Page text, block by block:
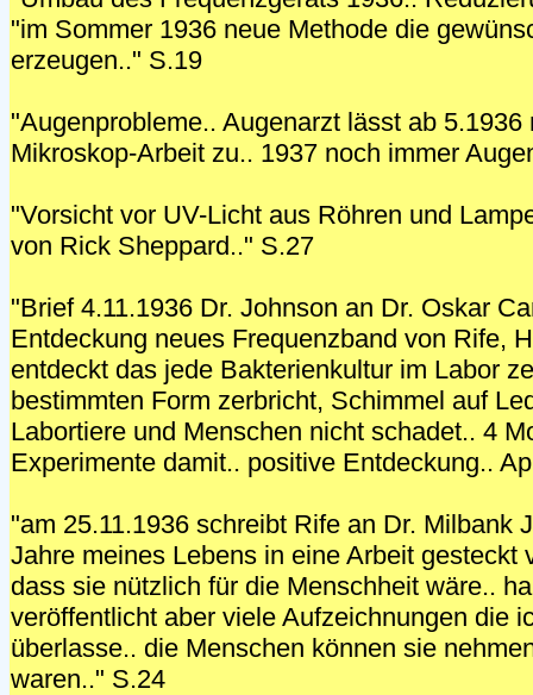
"im Sommer 1936 neue Methode die
erzeugen.." S.19
"Augenprobleme.. Augenarzt lässt ab 5.1936
Mikroskop-Arbeit zu.. 1937 noch immer
"Vorsicht vor UV-Licht aus Röhren und
von Rick Sheppard.." S.27
"Brief 4.11.1936 Dr. Johnson an Dr. Oskar
Entdeckung neues Frequenzband von Rife,
entdeckt das jede Bakterienkultur im Labor
bestimmten Form zerbricht, Schimmel auf
Labortiere und Menschen nicht schadet.. 4
Experimente damit.. positive Entdeckung..
"am 25.11.1936 schreibt Rife an Dr. Milbank
Jahre meines Lebens in eine Arbeit gesteckt
dass sie nützlich für die Menschheit wäre..
veröffentlicht aber viele Aufzeichnungen die
überlasse.. die Menschen können sie
waren.." S.24